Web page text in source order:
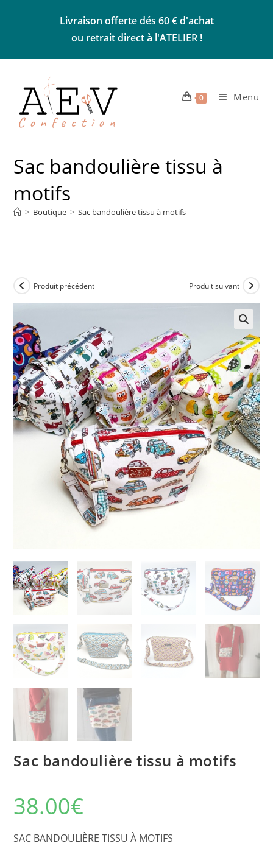
Livraison offerte dés 60 € d'achat
ou retrait direct à l'ATELIER !
0 Menu
Sac bandoulière tissu à
motifs
> Boutique > Sac bandoulière tissu à motifs
Produit précédent Produit suivant
Sac bandoulière tissu à motifs
38.00€
SAC BANDOULIÈRE TISSU À MOTIFS